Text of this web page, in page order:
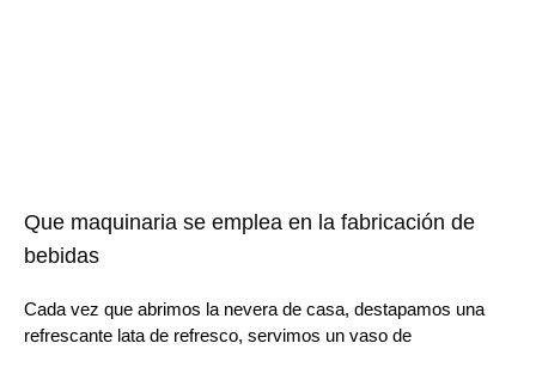
Que maquinaria se emplea en la fabricación de
bebidas
Cada vez que abrimos la nevera de casa, destapamos una
refrescante lata de refresco, servimos un vaso de